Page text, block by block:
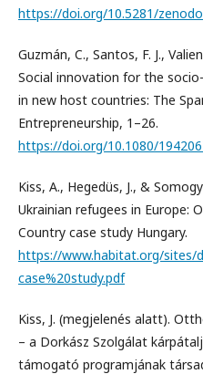
https://doi.org/10.5281/
Guzmán, C., Santos, F. J.,
Social innovation for the
in new host countries: The
Entrepreneurship, 1–26.
https://doi.org/10.1080/
Kiss, A., Hegedüs, J., &
Ukrainian refugees in Europe:
Country case study Hungary.
https://www.habitat.org/sites/
case%20study.pdf
Kiss, J. (megjelenés alatt).
– a Dorkász Szolgálat
támogató programjának